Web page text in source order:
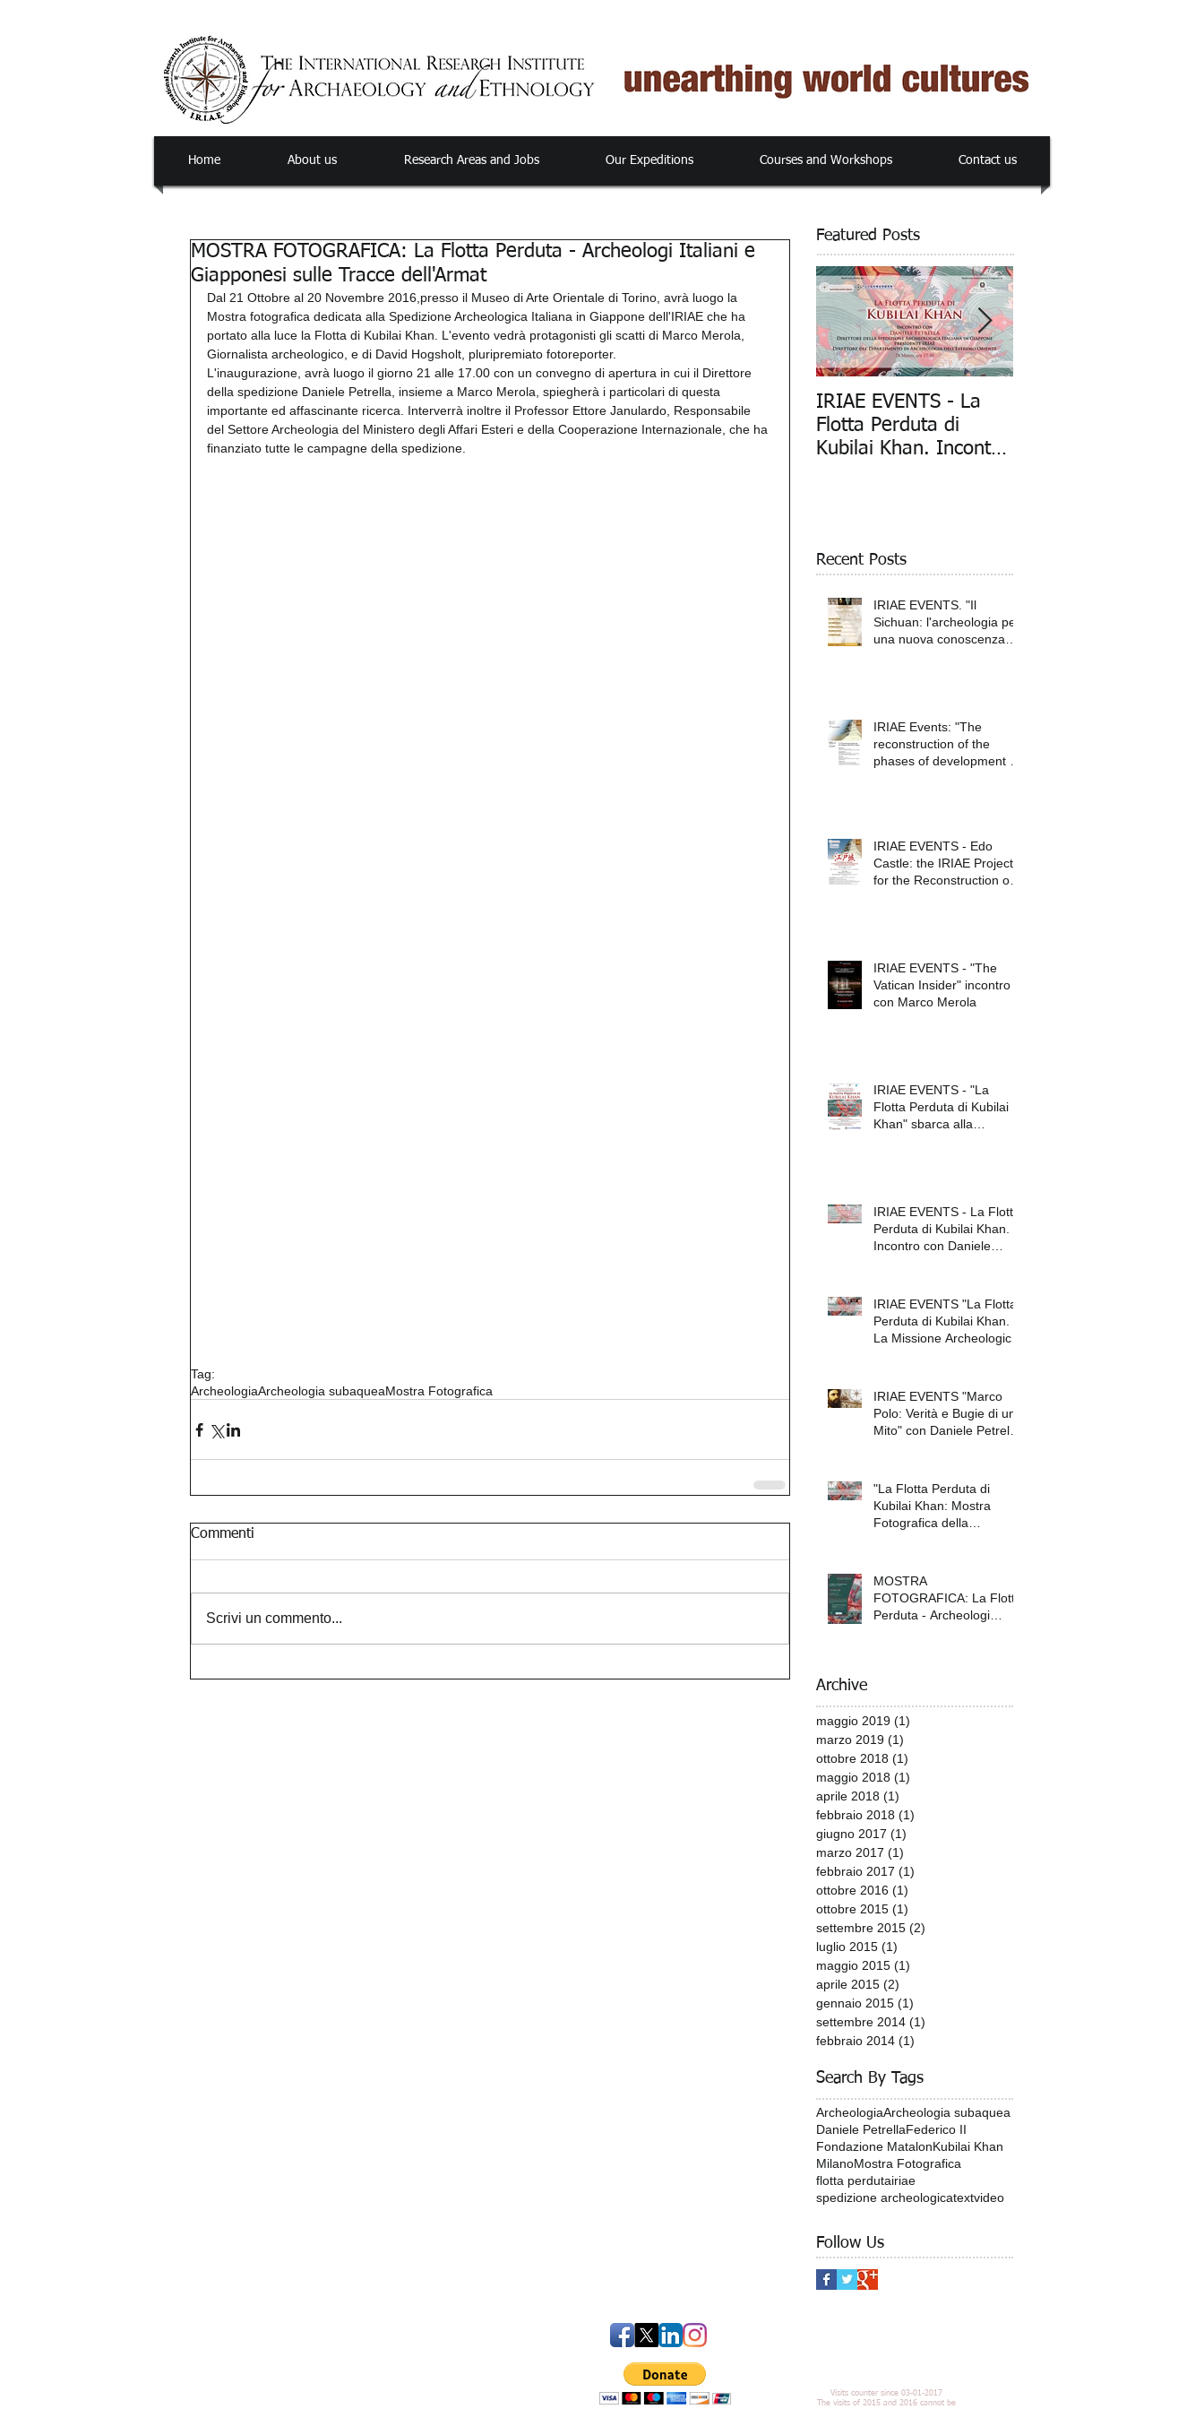
Home About us Research Areas and Jobs Our Expeditions Courses and Workshops Contact us
MOSTRA FOTOGRAFICA: La Flotta Perduta - Archeologi Italiani e
Giapponesi sulle Tracce dell'Armat
Dal 21 Ottobre al 20 Novembre 2016,presso il Museo di Arte Orientale di Torino, avrà luogo la
Mostra fotografica dedicata alla Spedizione Archeologica Italiana in Giappone dell'IRIAE che ha
portato alla luce la Flotta di Kubilai Khan. L'evento vedrà protagonisti gli scatti di Marco Merola,
Giornalista archeologico, e di David Hogsholt, pluripremiato fotoreporter.
L'inaugurazione, avrà luogo il giorno 21 alle 17.00 con un convegno di apertura in cui il Direttore
della spedizione Daniele Petrella, insieme a Marco Merola, spiegherà i particolari di questa
importante ed affascinante ricerca. Interverrà inoltre il Professor Ettore Janulardo, Responsabile
del Settore Archeologia del Ministero degli Affari Esteri e della Cooperazione Internazionale, che ha
finanziato tutte le campagne della spedizione.
Tag:
ArcheologiaArcheologia subaqueaMostra Fotografica
Commenti
Scrivi un commento...
Featured Posts
IRIAE EVENTS - La
Flotta Perduta di
Kubilai Khan. Incontro
Recent Posts
IRIAE EVENTS. "Il
Sichuan: l'archeologia per
una nuova conoscenza
IRIAE Events: "The
reconstruction of the
phases of development of
IRIAE EVENTS - Edo
Castle: the IRIAE Project
for the Reconstruction of
IRIAE EVENTS - "The
Vatican Insider" incontro
con Marco Merola
IRIAE EVENTS - "La
Flotta Perduta di Kubilai
Khan" sbarca alla
IRIAE EVENTS - La Flotta
Perduta di Kubilai Khan.
Incontro con Daniele
IRIAE EVENTS "La Flotta
Perduta di Kubilai Khan.
La Missione Archeologica
IRIAE EVENTS "Marco
Polo: Verità e Bugie di un
Mito" con Daniele Petrella
"La Flotta Perduta di
Kubilai Khan: Mostra
Fotografica della
MOSTRA
FOTOGRAFICA: La Flotta
Perduta - Archeologi
Archive
maggio 2019 (1)
marzo 2019 (1)
ottobre 2018 (1)
maggio 2018 (1)
aprile 2018 (1)
febbraio 2018 (1)
giugno 2017 (1)
marzo 2017 (1)
febbraio 2017 (1)
ottobre 2016 (1)
ottobre 2015 (1)
settembre 2015 (2)
luglio 2015 (1)
maggio 2015 (1)
aprile 2015 (2)
gennaio 2015 (1)
settembre 2014 (1)
febbraio 2014 (1)
Search By Tags
ArcheologiaArcheologia subaquea
Daniele PetrellaFederico II
Fondazione MatalonKubilai Khan
MilanoMostra Fotografica
flotta perdutairiae
spedizione archeologicatextvideo
Follow Us
Visits counter since 03-01-2017
The visits of 2015 and 2016 cannot be